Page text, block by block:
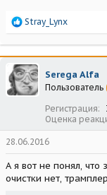
Р
а
к
ц
и
и
Stray_Lynx
Serega Alfa
Пользователь
Регистрация
Оценка
28.06.2016
А я вот не понял, что
очистки нет,